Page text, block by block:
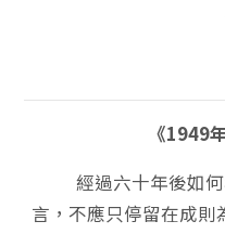
《1949
經過六十年後如何
言，不應只停留在成